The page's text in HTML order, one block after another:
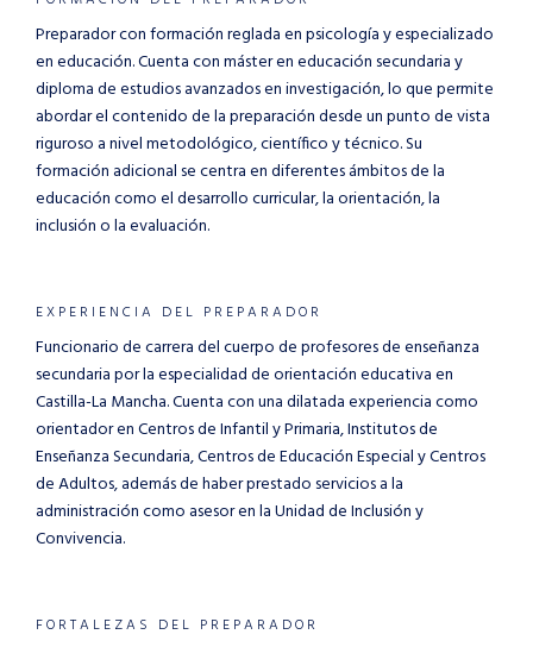
Preparador con formación reglada en psicología y especializado
en educación. Cuenta con máster en educación secundaria y
diploma de estudios avanzados en investigación, lo que permite
abordar el contenido de la preparación desde un punto de vista
riguroso a nivel metodológico, científico y técnico. Su
formación adicional se centra en diferentes ámbitos de la
educación como el desarrollo curricular, la orientación, la
inclusión o la evaluación.
EXPERIENCIA DEL PREPARADOR
Funcionario de carrera del cuerpo de profesores de enseñanza
secundaria por la especialidad de orientación educativa en
Castilla-La Mancha. Cuenta con una dilatada experiencia como
orientador en Centros de Infantil y Primaria, Institutos de
Enseñanza Secundaria, Centros de Educación Especial y Centros
de Adultos, además de haber prestado servicios a la
administración como asesor en la Unidad de Inclusión y
Convivencia.
FORTALEZAS DEL PREPARADOR